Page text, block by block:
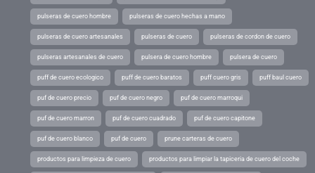
pulseras de cuero hombre pulseras de cuero hechas a mano
pulseras de cuero artesanales pulseras de cuero pulseras de cordon de cuero
pulseras artesanales de cuero pulsera de cuero hombre pulsera de cuero
puff de cuero ecologico puff de cuero baratos puff cuero gris puff baul cuero
puf de cuero precio puf de cuero negro puf de cuero marroqui
puf de cuero marron puf de cuero cuadrado puf de cuero capitone
puf de cuero blanco puf de cuero prune carteras de cuero
productos para limpieza de cuero productos para limpiar la tapiceria de cuero del coche